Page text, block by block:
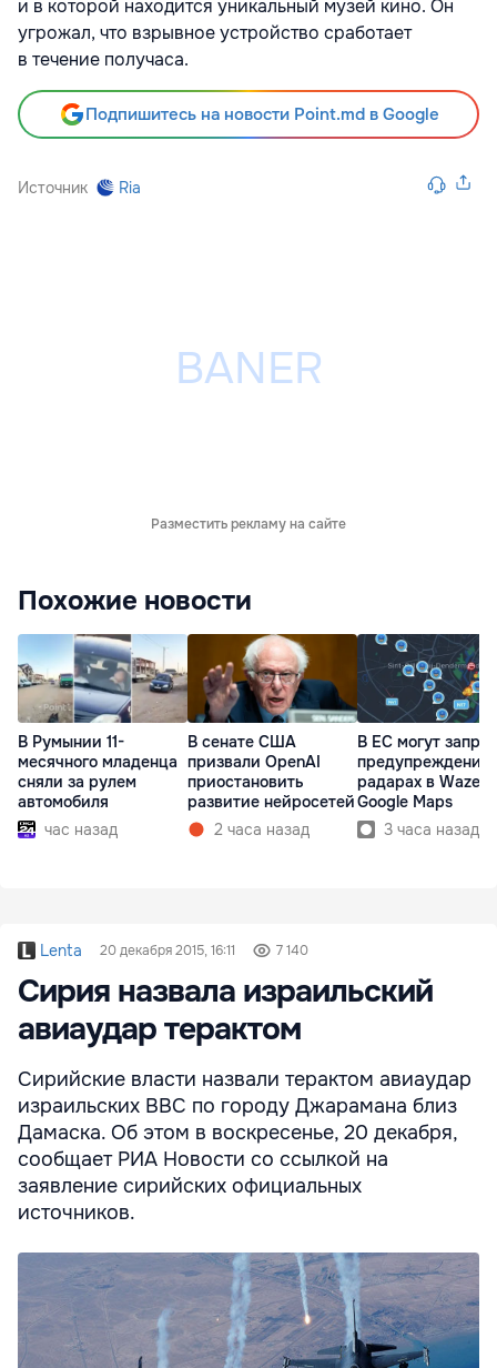
и в которой находится уникальный музей кино. Он
угрожал, что взрывное устройство сработает
в течение получаса.
Подпишитесь на новости Point.md в Google
Источник Ria
Разместить рекламу на сайте
Похожие новости
В Румынии 11-
месячного младенца
сняли за рулем
автомобиля
час назад
В сенате США
призвали OpenAI
приостановить
развитие нейросетей
2 часа назад
В ЕС могут
предупреждения
радарах в Waze и
Google Maps
3 часа назад
Lenta 20 декабря 2015, 16:11 7 140
Сирия назвала израильский
авиаудар терактом
Сирийские власти назвали терактом авиаудар
израильских ВВС по городу Джарамана близ
Дамаска. Об этом в воскресенье, 20 декабря,
сообщает РИА Новости со ссылкой на
заявление сирийских официальных
источников.